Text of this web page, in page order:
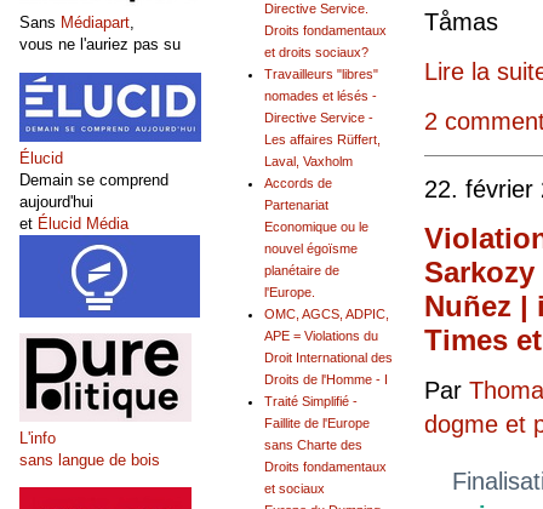
Lire la
2
22. février
Nuñez |
Times
Par
dogme et
Directive Service.
Droits fondamentaux
et droits sociaux?
Travailleurs "libres"
nomades et lésés -
Directive Service -
Les affaires Rüffert,
Laval, Vaxholm
Accords de
Partenariat
Economique ou le
nouvel égoïsme
planétaire de
l'Europe.
OMC, AGCS, ADPIC,
APE = Violations du
Droit International des
Droits de l'Homme - I
Traité Simplifié -
Faillite de l'Europe
sans Charte des
Droits fondamentaux
et sociaux
Sans Médiapart,
vous ne l'auriez pas su
Élucid
Demain se comprend
aujourd'hui
et Élucid Média
L'info
sans langue de bois